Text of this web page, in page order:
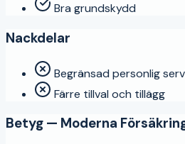
Bra grundskydd
Nackdelar
Begränsad personlig
Färre tillval och tillägg
Betyg — Moderna